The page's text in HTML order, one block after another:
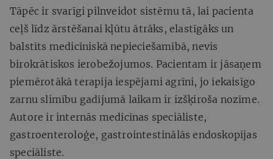
Tāpēc ir svarīgi pilnveidot sistēmu tā, lai pacienta
ceļš līdz ārstēšanai kļūtu ātrāks, elastīgāks un
balstīts medicīniskā nepieciešamībā, nevis
birokrātiskos ierobežojumos. Pacientam ir jāsaņem
piemērotākā terapija iespējami agrīni, jo iekaisīgo
zarnu slimību gadījumā laikam ir izšķiroša nozīme.
Autore ir internās medicīnas speciāliste,
gastroenteroloģe, gastrointestinālās endoskopijas
speciāliste.